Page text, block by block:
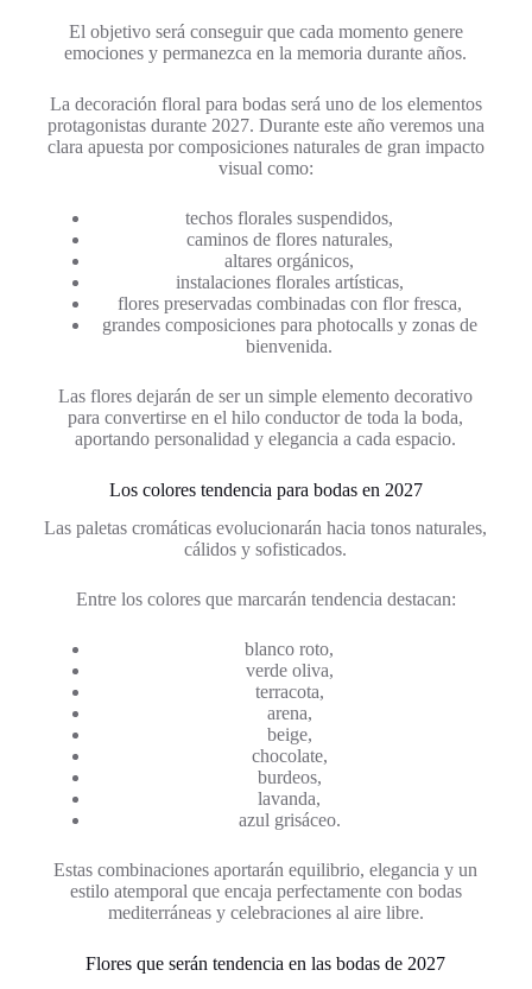
El objetivo será conseguir que cada momento genere
emociones y permanezca en la memoria durante años.
La decoración floral para bodas será uno de los elementos
protagonistas durante 2027. Durante este año veremos una
clara apuesta por composiciones naturales de gran impacto
visual como:
techos florales suspendidos,
caminos de flores naturales,
altares orgánicos,
instalaciones florales artísticas,
flores preservadas combinadas con flor fresca,
grandes composiciones para photocalls y zonas de
bienvenida.
Las flores dejarán de ser un simple elemento decorativo
para convertirse en el hilo conductor de toda la boda,
aportando personalidad y elegancia a cada espacio.
Los colores tendencia para bodas en 2027
Las paletas cromáticas evolucionarán hacia tonos naturales,
cálidos y sofisticados.
Entre los colores que marcarán tendencia destacan:
blanco roto,
verde oliva,
terracota,
arena,
beige,
chocolate,
burdeos,
lavanda,
azul grisáceo.
Estas combinaciones aportarán equilibrio, elegancia y un
estilo atemporal que encaja perfectamente con bodas
mediterráneas y celebraciones al aire libre.
Flores que serán tendencia en las bodas de 2027